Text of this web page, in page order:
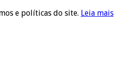
e políticas do site. Leia mais